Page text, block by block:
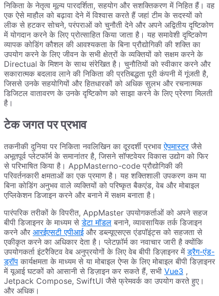
निकिता के नेतृत्व मूल्य पारदर्शिता, सहयोग और सशक्तिकरण में निहित हैं। वह
एक ऐसे माहौल को बढ़ावा देने में विश्वास करते हैं जहां टीम के सदस्यों को
लीक से हटकर सोचने, परंपराओं को चुनौती देने और अपने अद्वितीय दृष्टिकोण
में योगदान करने के लिए प्रोत्साहित किया जाता है। यह समावेशी दृष्टिकोण
व्यापक कोडिंग कौशल की आवश्यकता के बिना प्रौद्योगिकी की शक्ति का
उपयोग करने के लिए जीवन के सभी क्षेत्रों के व्यक्तियों को सक्षम करने के
Directual के मिशन के साथ संरेखित है। चुनौतियों को स्वीकार करने और
सकारात्मक बदलाव लाने की निकिता की प्रतिबद्धता पूरी कंपनी में गूंजती है,
जिससे उनके सहयोगियों और हितधारकों को अधिक सुलभ और रचनात्मक
डिजिटल वातावरण के उनके दृष्टिकोण को साझा करने के लिए प्रेरणा मिलती
है।
टेक जगत पर प्रभाव
तकनीकी दुनिया पर निकिता नवलिखिन का दूरदर्शी प्रभावऐपमास्टरजैसे
अभूतपूर्व प्लेटफॉर्म के समानांतर है, जिसने सॉफ्टवेयर विकास उद्योग को फिर
से परिभाषित किया है। AppMasterno-code प्रौद्योगिकी की
परिवर्तनकारी क्षमताओं का एक प्रमाण है। यह शक्तिशाली उपकरण कम या
बिना कोडिंग अनुभव वाले व्यक्तियों को परिष्कृत बैकएंड, वेब और मोबाइल
एप्लिकेशन डिजाइन करने और बनाने में सक्षम बनाता है।
पारंपरिक तरीकों के विपरीत, AppMaster उपयोगकर्ताओं को अपने सहज
बीपी डिजाइनर के माध्यम सेडेटा मॉडल बनाने, व्यावसायिक तर्क डिजाइन
करने और आरईएसटी एपीआईऔर डब्ल्यूएसएस एंडपॉइंट्स को सहजता से
एकीकृत करने का अधिकार देता है। प्लेटफ़ॉर्म का नवाचार जारी है क्योंकि
उपयोगकर्ता इंटरैक्टिव वेब अनुप्रयोगों के लिए वेब बीपी डिज़ाइनर मेंड्रैग-एंड-
ड्रॉप कार्यक्षमता के माध्यम से या मोबाइल ऐप्स के लिए मोबाइल बीपी डिज़ाइनर
में यूआई घटकों को आसानी से डिज़ाइन कर सकते हैं, सभी Vue3 ,
Jetpack Compose, SwiftUI जैसे फ्रेमवर्क का उपयोग करते हुए।
और अधिक।